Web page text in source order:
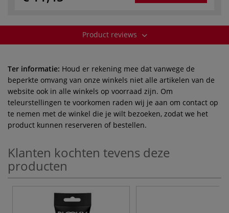
Product reviews
Ter informatie: Houd er rekening mee dat vanwege de
beperkte omvang van onze winkels niet alle artikelen van de
website ook in alle winkels op voorraad zijn. Om
teleurstellingen te voorkomen raden wij je aan om contact op
te nemen met de winkel die je wilt bezoeken, zodat we het
product kunnen reserveren of bestellen.
Klanten kochten tevens deze
producten